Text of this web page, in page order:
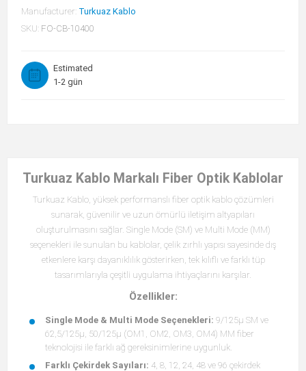
Manufacturer: Turkuaz Kablo
SKU: FO-CB-10400
Estimated
1-2 gün
Turkuaz Kablo Markalı Fiber Optik Kablolar
Turkuaz Kablo, yüksek performanslı fiber optik kablo çözümleri
sunarak, güvenilir ve uzun ömürlü iletişim altyapıları
oluşturulmasını sağlar. Single Mode (SM) ve Multi Mode (MM)
seçenekleri ile sunulan bu kablolar, çelik zırhlı yapısı sayesinde dış
etkenlere karşı dayanıklılık gösterirken, tek kılıflı ve farklı tüp
tasarımlarıyla çeşitli uygulama ihtiyaçlarını karşılar.
Özellikler:
Single Mode & Multi Mode Seçenekleri: 9/125µ SM ve
62,5/125µ, 50/125µ (OM1, OM2, OM3, OM4) MM fiber
teknolojisi ile farklı ağ gereksinimlerine uygunluk.
Farklı Çekirdek Sayıları: 4, 8, 12, 24, 48 ve 96 çekirdek